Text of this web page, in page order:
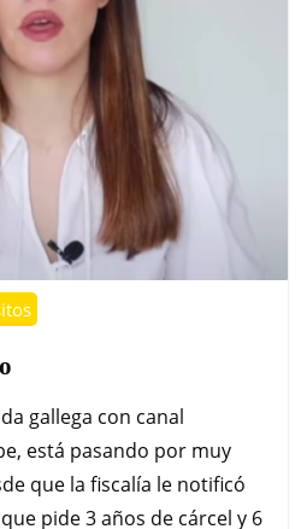
gallega con canal
está pasando por muy
que la fiscalía le notificó
pide 3 años de cárcel y 6